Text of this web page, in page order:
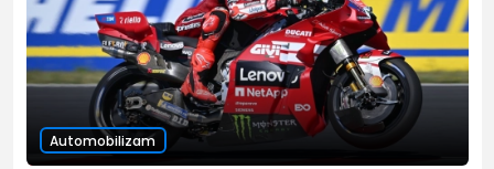
Automobilizam